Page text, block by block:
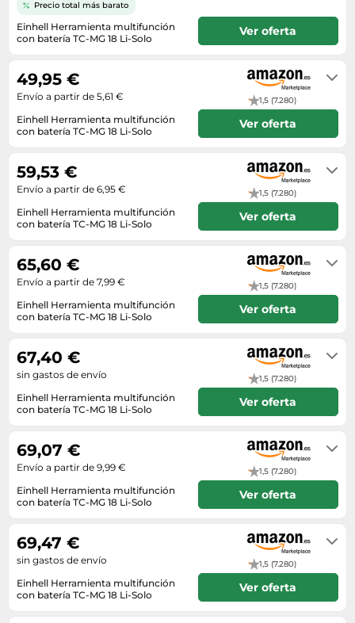
Ropa deportiva y outdoor
Tiendas de campaña
Zapatillas deportivas
Perfumes de mujer
Perfumes unisex
Placer y anticoncepción
Productos de higiene corporal
Productos para baño y ducha
Sets de belleza
Tensiómetros
Termómetros clínicos
Media
Monitores y pantallas ordenador
Máquinas de afeitar
Móviles
Placas de cocina
Radios
Secadoras
TV, vídeo y DVD
Telecomunicaciones
Playmobil
Vehículos a escala
Relojes
Relojes de pulsera
Tejer y crochet
Zapatillas de atletismo
Zapatillas de baloncesto
Zapatos de invierno
Zapatos mujer
Einhell Herramienta multifunción
con batería TC-MG 18 Li-Solo
Precio total más barato
Ver oferta
Einhell Herramienta multifunción
con batería TC-MG 18 Li-Solo
1,5 (7.280)
49,95 €
Envío a partir de 5,61 €
Ver oferta
Einhell Herramienta multifunción
con batería TC-MG 18 Li-Solo
1,5 (7.280)
59,53 €
Envío a partir de 6,95 €
Ver oferta
Einhell Herramienta multifunción
con batería TC-MG 18 Li-Solo
1,5 (7.280)
65,60 €
Envío a partir de 7,99 €
Ver oferta
Einhell Herramienta multifunción
con batería TC-MG 18 Li-Solo
1,5 (7.280)
67,40 €
sin gastos de envío
Ver oferta
Einhell Herramienta multifunción
con batería TC-MG 18 Li-Solo
1,5 (7.280)
69,07 €
Envío a partir de 9,99 €
Ver oferta
Einhell Herramienta multifunción
con batería TC-MG 18 Li-Solo
1,5 (7.280)
69,47 €
sin gastos de envío
Ver oferta